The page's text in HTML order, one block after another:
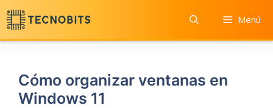
Saltar
al
contenido
Menú
Cómo organizar ventanas en
Windows 11